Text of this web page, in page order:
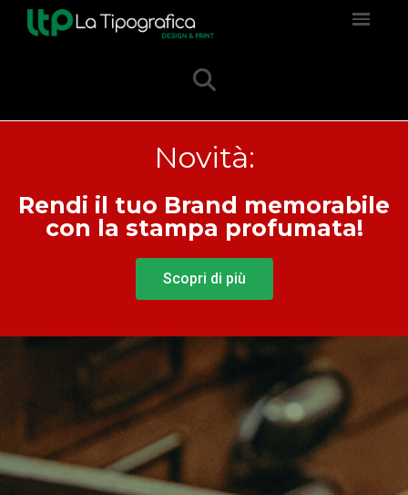
Novità:
Rendi il tuo Brand memorabile
con la stampa profumata!
Scopri di più